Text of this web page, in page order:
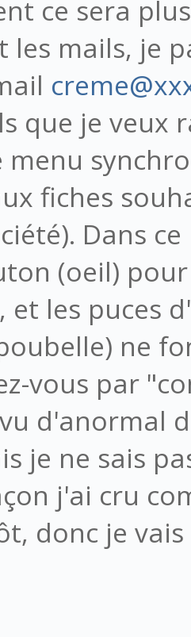
ce sera
les mails, je
que je veux
menu
fiches
Dans
(oeil)
et les puces
ne
vous par
d'anormal
je ne sais
j'ai cru
donc je